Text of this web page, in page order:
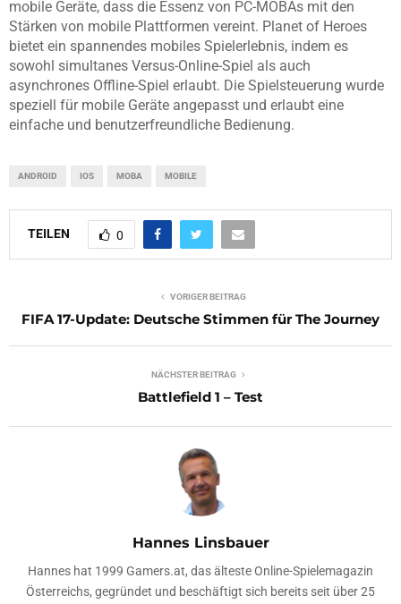
mobile Geräte, dass die Essenz von PC-MOBAs mit den
Stärken von mobile Plattformen vereint. Planet of Heroes
bietet ein spannendes mobiles Spielerlebnis, indem es
sowohl simultanes Versus-Online-Spiel als auch
asynchrones Offline-Spiel erlaubt. Die Spielsteuerung wurde
speziell für mobile Geräte angepasst und erlaubt eine
einfache und benutzerfreundliche Bedienung.
ANDROID IOS MOBA MOBILE
TEILEN 0
VORIGER BEITRAG
FIFA 17-Update: Deutsche Stimmen für The Journey
NÄCHSTER BEITRAG
Battlefield 1 – Test
Hannes Linsbauer
Hannes hat 1999 Gamers.at, das älteste Online-Spielemagazin
Österreichs, gegründet und beschäftigt sich bereits seit über 25